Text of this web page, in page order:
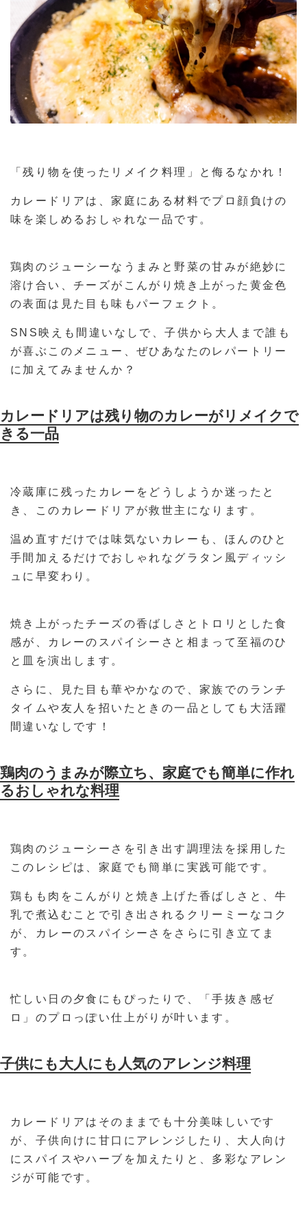
「残り物を使ったリメイク料理」と侮るなかれ！
カレードリアは、家庭にある材料でプロ顔負けの
味を楽しめるおしゃれな一品です。
鶏肉のジューシーなうまみと野菜の甘みが絶妙に
溶け合い、チーズがこんがり焼き上がった黄金色
の表面は見た目も味もパーフェクト。
SNS映えも間違いなしで、子供から大人まで誰も
が喜ぶこのメニュー、ぜひあなたのレパートリー
に加えてみませんか？
カレードリアは残り物のカレーがリメイクで
きる一品
冷蔵庫に残ったカレーをどうしようか迷ったと
き、このカレードリアが救世主になります。
温め直すだけでは味気ないカレーも、ほんのひと
手間加えるだけでおしゃれなグラタン風ディッシ
ュに早変わり。
焼き上がったチーズの香ばしさとトロリとした食
感が、カレーのスパイシーさと相まって至福のひ
と皿を演出します。
さらに、見た目も華やかなので、家族でのランチ
タイムや友人を招いたときの一品としても大活躍
間違いなしです！
鶏肉のうまみが際立ち、家庭でも簡単に作れ
るおしゃれな料理
鶏肉のジューシーさを引き出す調理法を採用した
このレシピは、家庭でも簡単に実践可能です。
鶏もも肉をこんがりと焼き上げた香ばしさと、牛
乳で煮込むことで引き出されるクリーミーなコク
が、カレーのスパイシーさをさらに引き立てま
す。
忙しい日の夕食にもぴったりで、「手抜き感ゼ
ロ」のプロっぽい仕上がりが叶います。
子供にも大人にも人気のアレンジ料理
カレードリアはそのままでも十分美味しいです
が、子供向けに甘口にアレンジしたり、大人向け
にスパイスやハーブを加えたりと、多彩なアレン
ジが可能です。